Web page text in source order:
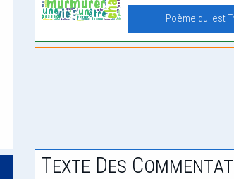
Poème qui est
Texte Des